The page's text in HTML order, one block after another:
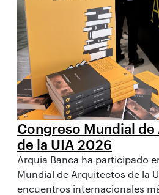
Congreso Mundial
de la UIA 2026
Arquia Banca ha participado
Mundial de Arquitectos de la
encuentros internacionales